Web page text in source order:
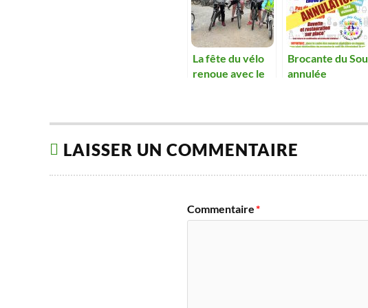
La fête du vélo
renoue avec le
Brocante du Sou
annulée
LAISSER UN COMMENTAIRE
Commentaire*